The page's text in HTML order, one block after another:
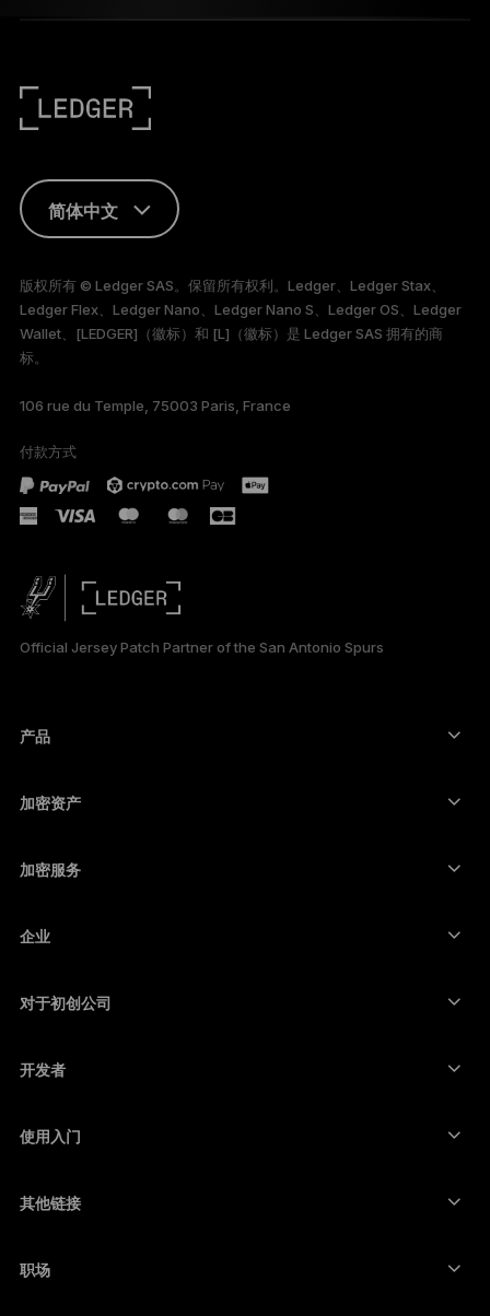
简体中文
FRANÇAIS
DEUTSCH
PORTUGUÊS
ESPAÑOL
日本語
版权所有 © Ledger SAS。保留所有权利。Ledger、Ledger Stax、
Ledger Flex、Ledger Nano、Ledger Nano S、Ledger OS、Ledger
Wallet、[LEDGER]（徽标）和 [L]（徽标）是 Ledger SAS 拥有的商
标。
106 rue du Temple, 75003 Paris, France
付款方式
Official Jersey Patch Partner of the San Antonio Spurs
产品
硬件钱包
Ledger Stax
Ledger Nano Classics
捆绑销售
所有产品
加密资产
以太坊钱包
卡尔达诺钱包
门罗币钱包
查看所有资产
加密服务
购买加密货币
互换加密货币
企业
对于初创公司
开发者
使用入门
兼容的钱包和服务
比特币硬件钱包
其他链接
赏金计划
职场